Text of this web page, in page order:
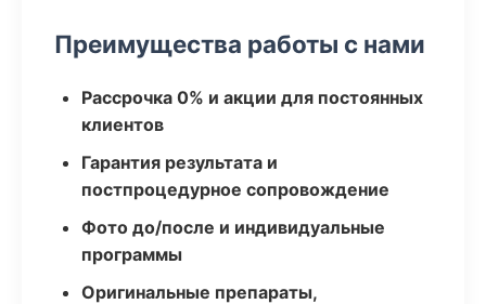
Преимущества работы с нами
Рассрочка 0% и акции для постоянных
клиентов
Гарантия результата и
постпроцедурное сопровождение
Фото до/после и индивидуальные
программы
Оригинальные препараты,